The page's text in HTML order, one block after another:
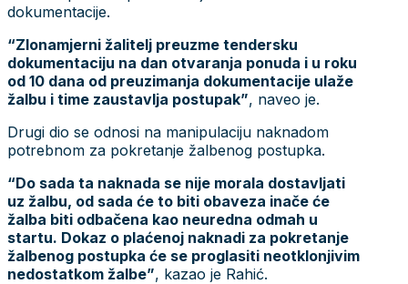
dokumentacije.
“Zlonamjerni žalitelj preuzme tendersku
dokumentaciju na dan otvaranja ponuda i u roku
od 10 dana od preuzimanja dokumentacije ulaže
žalbu i time zaustavlja postupak”, naveo je.
Drugi dio se odnosi na manipulaciju naknadom
potrebnom za pokretanje žalbenog postupka.
“Do sada ta naknada se nije morala dostavljati
uz žalbu, od sada će to biti obaveza inače će
žalba biti odbačena kao neuredna odmah u
startu. Dokaz o plaćenoj naknadi za pokretanje
žalbenog postupka će se proglasiti neotklonjivim
nedostatkom žalbe”, kazao je Rahić.